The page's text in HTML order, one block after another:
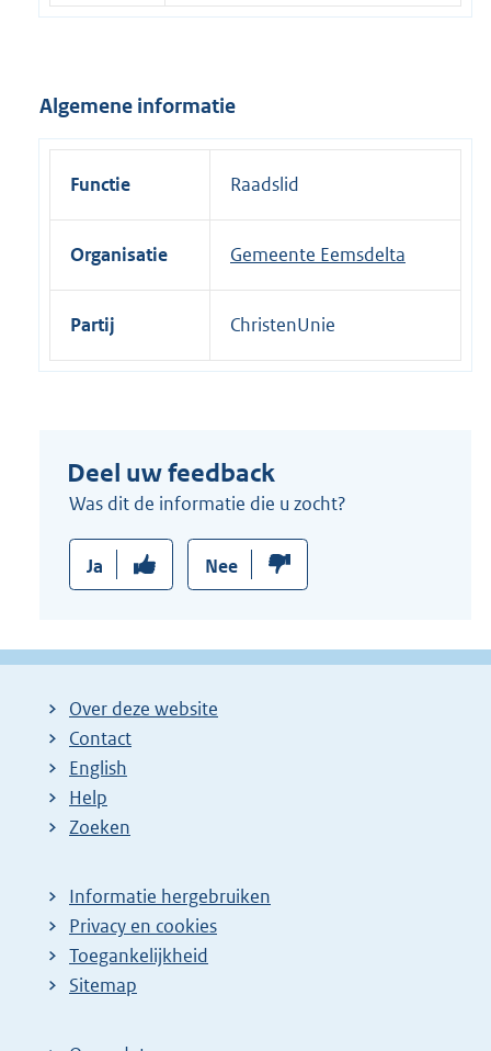
e
n
k
Algemene informatie
Functie Raadslid
Organisatie Gemeente Eemsdelta
Partij ChristenUnie
Deel uw feedback
Was dit de informatie die u zocht?
Ja Nee
Over deze website
Contact
English
Help
Zoeken
Informatie hergebruiken
Privacy en cookies
Toegankelijkheid
Sitemap